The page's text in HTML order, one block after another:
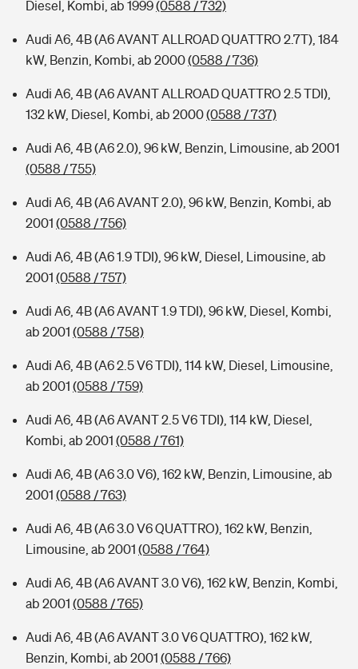
Diesel, Kombi, ab 1999(0588 / 732)
Audi A6, 4B (A6 AVANT ALLROAD QUATTRO 2.7T), 184
kW, Benzin, Kombi, ab 2000(0588 / 736)
Audi A6, 4B (A6 AVANT ALLROAD QUATTRO 2.5 TDI),
132 kW, Diesel, Kombi, ab 2000(0588 / 737)
Audi A6, 4B (A6 2.0), 96 kW, Benzin, Limousine, ab 2001
(0588 / 755)
Audi A6, 4B (A6 AVANT 2.0), 96 kW, Benzin, Kombi, ab
2001 (0588 / 756)
Audi A6, 4B (A6 1.9 TDI), 96 kW, Diesel, Limousine, ab
2001 (0588 / 757)
Audi A6, 4B (A6 AVANT 1.9 TDI), 96 kW, Diesel, Kombi,
ab 2001 (0588 / 758)
Audi A6, 4B (A6 2.5 V6 TDI), 114 kW, Diesel, Limousine,
ab 2001 (0588 / 759)
Audi A6, 4B (A6 AVANT 2.5 V6 TDI), 114 kW, Diesel,
Kombi, ab 2001 (0588 / 761)
Audi A6, 4B (A6 3.0 V6), 162 kW, Benzin, Limousine, ab
2001 (0588 / 763)
Audi A6, 4B (A6 3.0 V6 QUATTRO), 162 kW, Benzin,
Limousine, ab 2001 (0588 / 764)
Audi A6, 4B (A6 AVANT 3.0 V6), 162 kW, Benzin, Kombi,
ab 2001 (0588 / 765)
Audi A6, 4B (A6 AVANT 3.0 V6 QUATTRO), 162 kW,
Benzin, Kombi, ab 2001 (0588 / 766)